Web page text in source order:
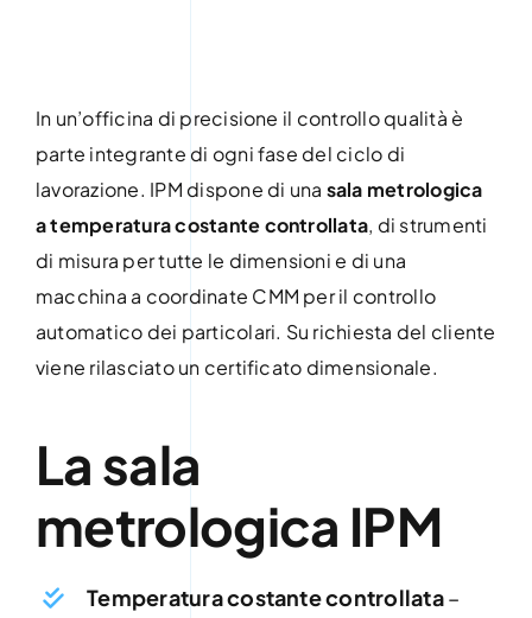
In un’officina di precisione il controllo qualità è
parte integrante di ogni fase del ciclo di
lavorazione. IPM dispone di una sala metrologica
a temperatura costante controllata, di strumenti
di misura per tutte le dimensioni e di una
macchina a coordinate CMM per il controllo
automatico dei particolari. Su richiesta del cliente
viene rilasciato un certificato dimensionale.
La sala
metrologica IPM
Temperatura costante controllata–